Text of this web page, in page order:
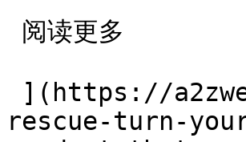
rescue-turn-